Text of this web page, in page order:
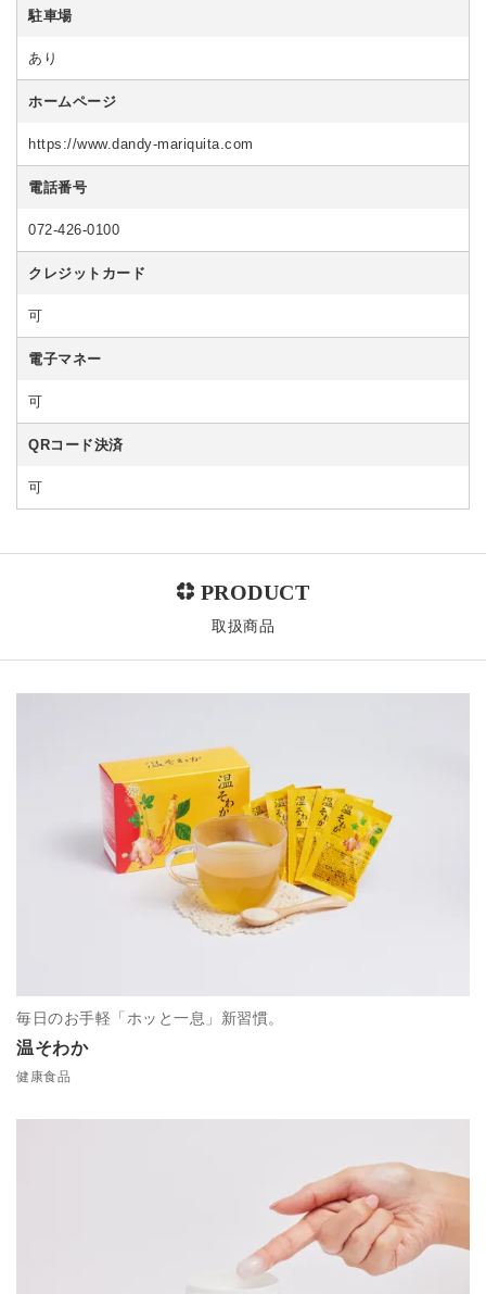
駐車場
あり
ホームページ
https://www.dandy-mariquita.com
電話番号
072-426-0100
クレジットカード
可
電子マネー
可
QRコード決済
可
取扱商品
温そわか
毎日のお手軽「ホッと一息」新習慣。
健康食品